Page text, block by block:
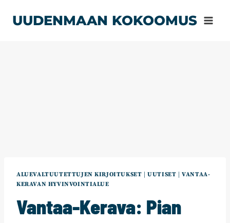
sisältöön
UUDENMAAN KOKOOMUS
ALUEVALTUUTETTUJEN KIRJOITUKSET |UUTISET |VANTAA-
KERAVAN HYVINVOINTIALUE
Vantaa-Kerava: Pian